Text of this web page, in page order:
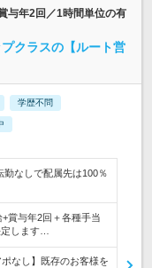
与年2回／1時間単位の有
クラスの【ルート営
学歴不問
勤なしで配属先は100％
賞与年2回＋各種手当
します…
なし】既存のお客様を